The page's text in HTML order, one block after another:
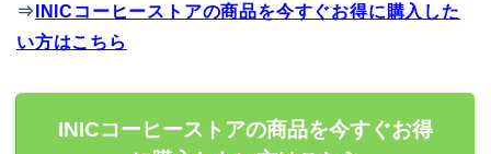
⇒ INICコーヒーストアの商品を今すぐお得に購入した
い方はこちら
INICコーヒーストアの商品を今すぐお得